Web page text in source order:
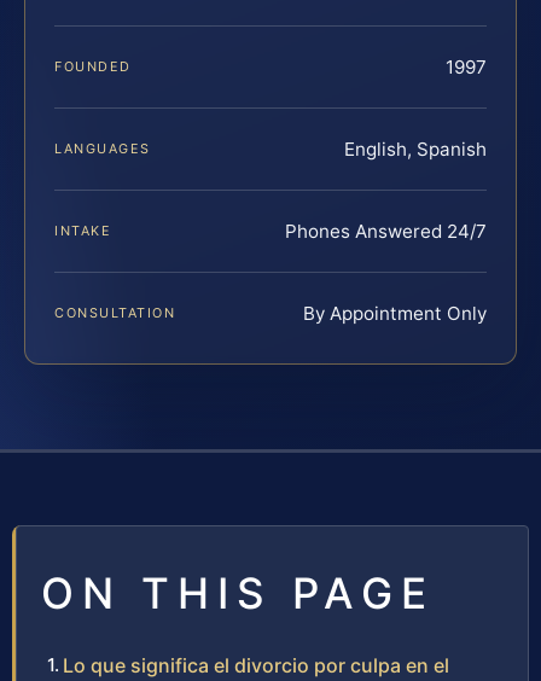
FOUNDED 1997
LANGUAGES English, Spanish
INTAKE Phones Answered 24/7
CONSULTATION By Appointment Only
ON THIS PAGE
Lo que significa el divorcio por culpa en el